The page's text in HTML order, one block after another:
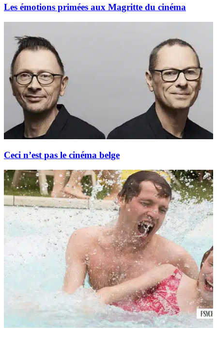
Les émotions primées aux Magritte du cinéma
Ceci n’est pas le cinéma belge